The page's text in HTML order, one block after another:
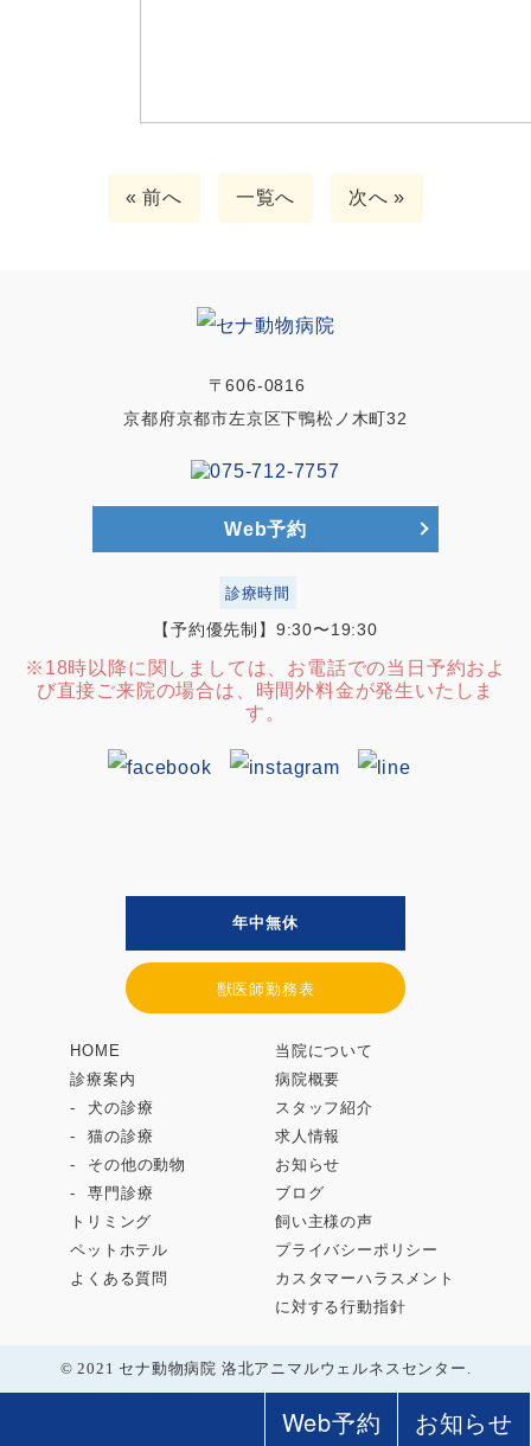
« 前へ 一覧へ 次へ »
〒606-0816
京都府京都市左京区下鴨松ノ木町32
Web予約
診療時間
【予約優先制】9:30〜19:30
※18時以降に関しましては、お電話での当日予約およ
び直接ご来院の場合は、時間外料金が発生いたしま
す。
年中無休
獣医師勤務表
HOME
診療案内
犬の診療
猫の診療
その他の動物
専門診療
トリミング
ペットホテル
よくある質問
当院について
病院概要
スタッフ紹介
求人情報
お知らせ
ブログ
飼い主様の声
プライバシーポリシー
カスタマーハラスメント
に対する行動指針
© 2021 セナ動物病院 洛北アニマルウェルネスセンター.
Web予約 お知らせ